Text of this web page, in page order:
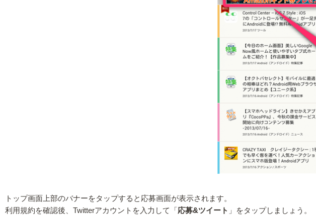
トップ画面上部のバナーをタップすると応募画面が表示されます。
利用規約を確認後、Twitterアカウントを入力して「 応募&ツイート 」をタップしましょう。